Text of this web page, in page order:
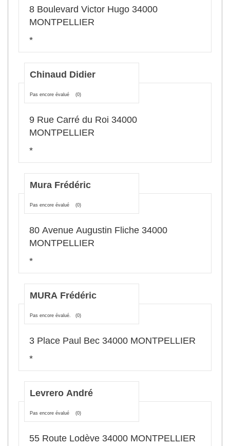
8 Boulevard Victor Hugo 34000
MONTPELLIER
*
Chinaud Didier
Pas encore évalué (0)
9 Rue Carré du Roi 34000
MONTPELLIER
*
Mura Frédéric
Pas encore évalué (0)
80 Avenue Augustin Fliche 34000
MONTPELLIER
*
MURA Frédéric
Pas encore évalué. (0)
3 Place Paul Bec 34000 MONTPELLIER
*
Levrero André
Pas encore évalué (0)
55 Route Lodève 34000 MONTPELLIER